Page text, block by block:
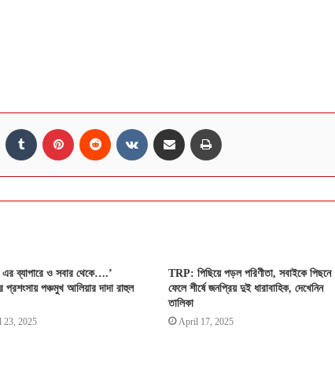
LinkedIn Tumblr Pinterest Reddit VKontakte Share via Email
ব্যাপারে ও সবার থেকে….’
প্রশংসায় পঞ্চমুখ আলিয়ার দাদা রাহুল
23, 2025
TRP: পিছিয়ে পড়ল পরিণীতা, সবাইকে পিছনে
ফেলে শীর্ষে জনপ্রিয় দুই ধারাবাহিক, দেখেনিন
তালিকা
April 17, 2025